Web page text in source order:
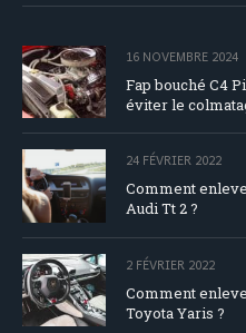
16 NOVEMBRE 2024
Fap bouché C4
éviter le
24 FÉVRIER 2022
Comment
Audi Tt 2 ?
2 FÉVRIER 2022
Comment
Toyota Yaris ?